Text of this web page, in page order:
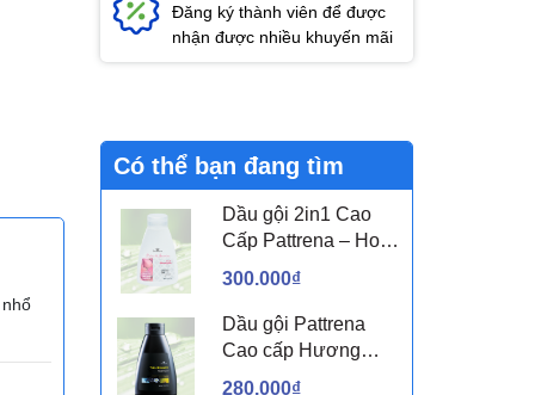
Đăng ký thành viên để được
nhận được nhiều khuyến mãi
Có thể bạn đang tìm
Dầu gội 2in1 Cao
Cấp Pattrena – Hoa
sen & Hoa nhài
300.000₫
Dầu gội Pattrena
Cao cấp Hương
Hoa – Trio Blossom
280.000₫